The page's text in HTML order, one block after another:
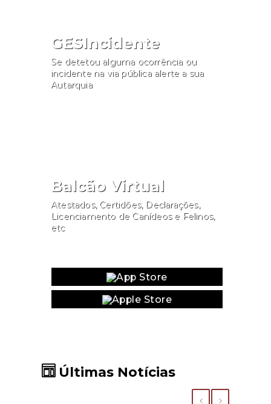
GESIncidente
Se detetou alguma ocorrência ou
incidente na via pública alerte a sua
Autarquia
Balcão Virtual
Atestados, Certidões, Declarações,
Licenciamento de Canídeos e Felinos,
etc
Últimas Notícias